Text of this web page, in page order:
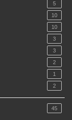
5
10
10
3
3
2
1
2
45